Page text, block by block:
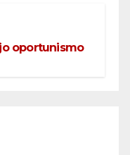
oportunismo